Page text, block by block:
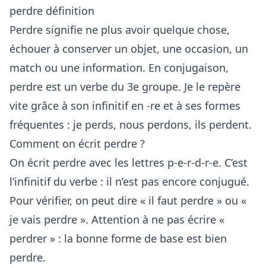
perdre définition
Perdre signifie ne plus avoir quelque chose,
échouer à conserver un objet, une occasion, un
match ou une information. En conjugaison,
perdre est un verbe du 3e groupe. Je le repère
vite grâce à son infinitif en -re et à ses formes
fréquentes : je perds, nous perdons, ils perdent.
Comment on écrit perdre ?
On écrit perdre avec les lettres p-e-r-d-r-e. C’est
l’infinitif du verbe : il n’est pas encore conjugué.
Pour vérifier, on peut dire « il faut perdre » ou «
je vais perdre ». Attention à ne pas écrire «
perdrer » : la bonne forme de base est bien
perdre.